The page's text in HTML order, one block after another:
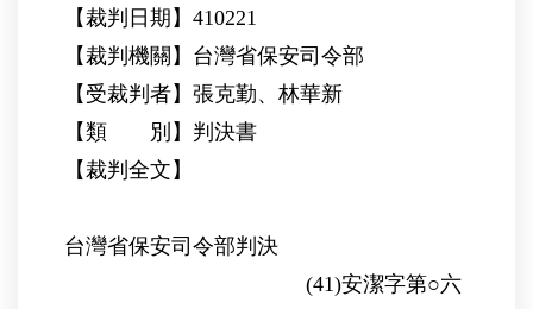
【裁判日期】410221
【裁判機關】台灣省保安司令部
【受裁判者】張克勤、林華新
【類 別】判決書
【裁判全文】
台灣省保安司令部判決
(41)安潔字第○六